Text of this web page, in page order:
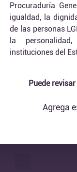
Procuraduría
igualdad, la
de las personas
la
instituciones del
Puede
Agrega